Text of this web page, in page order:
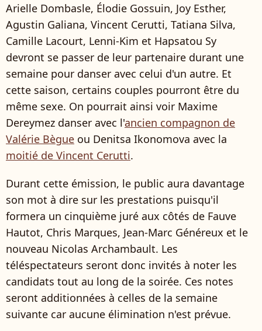
Arielle Dombasle, Élodie Gossuin, Joy Esther,
Agustin Galiana, Vincent Cerutti, Tatiana Silva,
Camille Lacourt, Lenni-Kim et Hapsatou Sy
devront se passer de leur partenaire durant une
semaine pour danser avec celui d'un autre. Et
cette saison, certains couples pourront être du
même sexe. On pourrait ainsi voir Maxime
Dereymez danser avec l'ancien compagnon de
Valérie Bègue ou Denitsa Ikonomova avec la
moitié de Vincent Cerutti.
Durant cette émission, le public aura davantage
son mot à dire sur les prestations puisqu'il
formera un cinquième juré aux côtés de Fauve
Hautot, Chris Marques, Jean-Marc Généreux et le
nouveau Nicolas Archambault. Les
téléspectateurs seront donc invités à noter les
candidats tout au long de la soirée. Ces notes
seront additionnées à celles de la semaine
suivante car aucune élimination n'est prévue.